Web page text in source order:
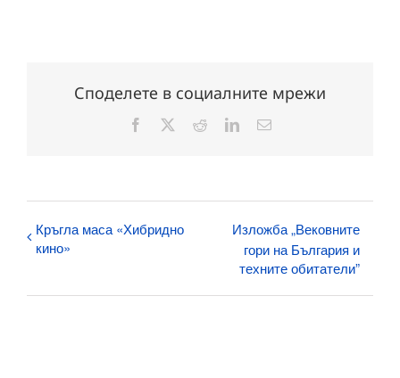
Споделете в социалните мрежи
Facebook RedditLinkedInЕлектронна
Кръгла маса «Хибридно
кино»
Изложба „Вековните
гори на България и
техните обитатели”